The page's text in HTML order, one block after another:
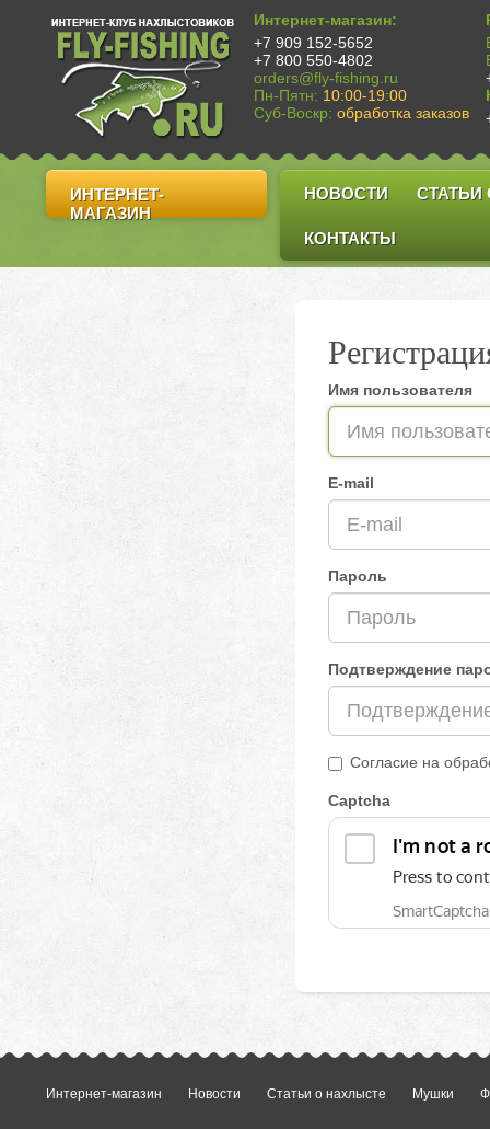
Интернет-магазин:
+7 909 152-5652
+7 800 550-4802
orders@fly-fishing.ru
Пн-Пятн: 10:00-19:00
Суб-Воскр: обработка заказов
ИНТЕРНЕТ-
МАГАЗИН
НОВОСТИ СТАТЬИ
КОНТАКТЫ
Имя пользователя
E-mail
Пароль
Подтверждение
Согласие на
Captcha
Интернет-магазин Новости Статьи о нахлысте Мушки